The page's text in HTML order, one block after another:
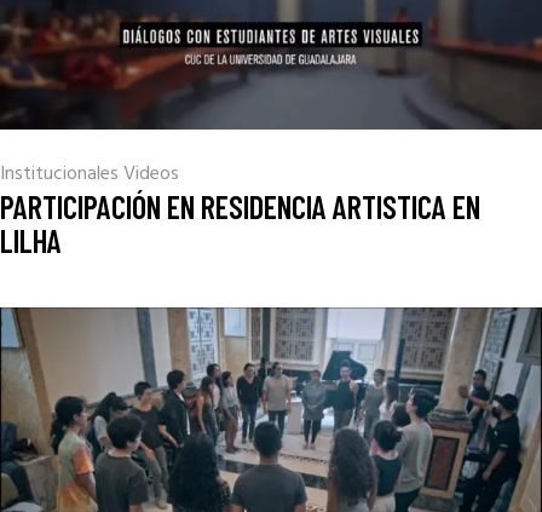
InstitucionalesVideos
PARTICIPACIÓN EN RESIDENCIA ARTISTICA EN
LILHA